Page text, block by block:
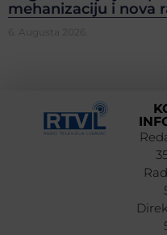
mehanizaciju i nova
6. Augusta 2026.